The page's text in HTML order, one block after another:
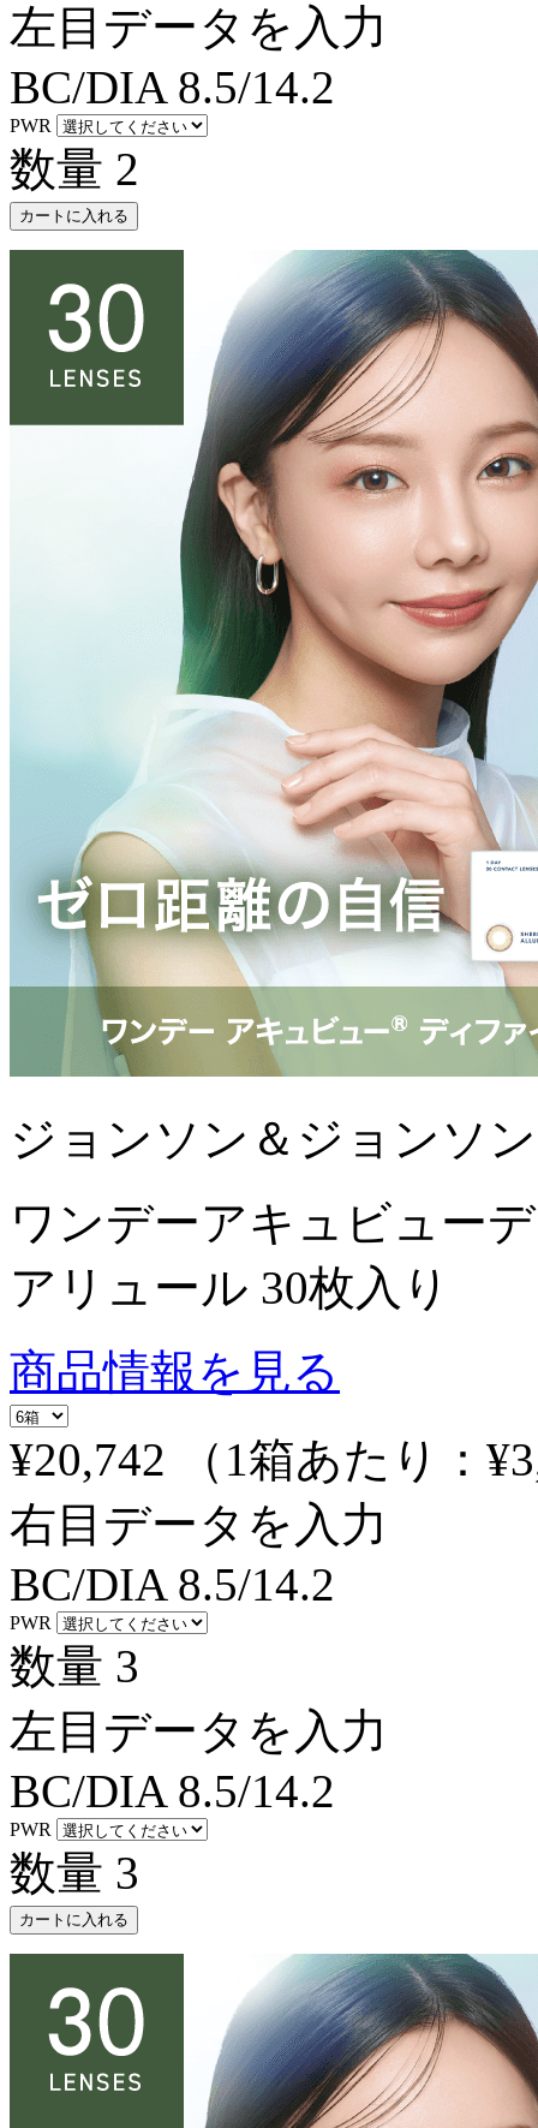
左目データを入力
BC/DIA 8.5/14.2
PWR
数量 2
カートに入れる
ジョンソン＆ジョンソン
ワンデーアキュビュー
アリュール 30枚入り
商品情報を見る
¥20,742
（1箱あたり：
右目データを入力
BC/DIA 8.5/14.2
PWR
数量 3
左目データを入力
BC/DIA 8.5/14.2
PWR
数量 3
カートに入れる